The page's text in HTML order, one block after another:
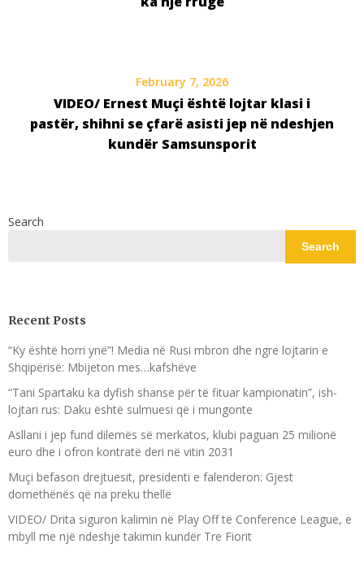
February 7, 2026
VIDEO/ Ernest Muçi është lojtar klasi i
pastër, shihni se çfarë asisti jep në ndeshjen
kundër Samsunsporit
Search
Search
Recent Posts
“Ky është horri ynë”! Media në Rusi mbron dhe ngre lojtarin e
Shqipërisë: Mbijeton mes…kafshëve
“Tani Spartaku ka dyfish shanse për të fituar kampionatin”, ish-
lojtari rus: Daku është sulmuesi që i mungonte
Asllani i jep fund dilemës së merkatos, klubi paguan 25 milionë
euro dhe i ofron kontratë deri në vitin 2031
Muçi befason drejtuesit, presidenti e falenderon: Gjest
domethënës që na preku thellë
VIDEO/ Drita siguron kalimin në Play Off të Conference League, e
mbyll me një ndeshje takimin kundër Tre Fiorit